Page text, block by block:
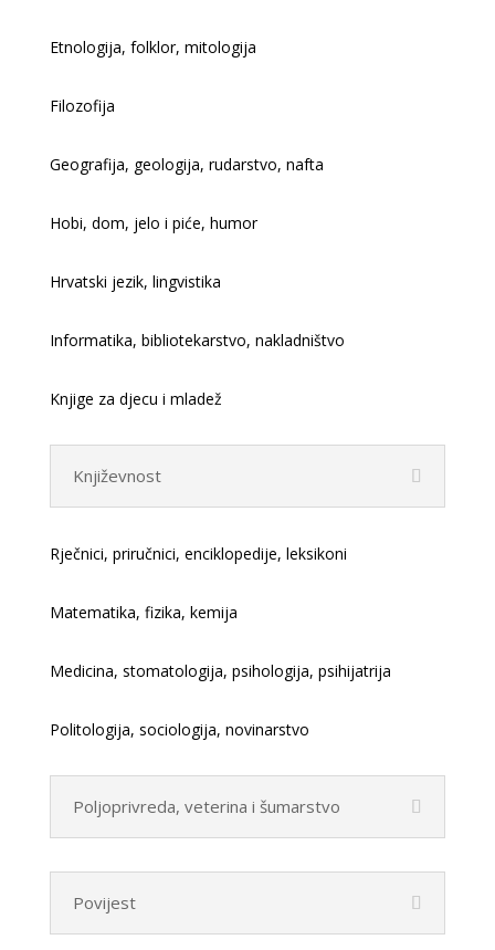
Etnologija, folklor, mitologija
Filozofija
Geografija, geologija, rudarstvo, nafta
Hobi, dom, jelo i piće, humor
Hrvatski jezik, lingvistika
Informatika, bibliotekarstvo, nakladništvo
Knjige za djecu i mladež
Književnost
Rječnici, priručnici, enciklopedije, leksikoni
Matematika, fizika, kemija
Medicina, stomatologija, psihologija, psihijatrija
Politologija, sociologija, novinarstvo
Poljoprivreda, veterina i šumarstvo
Povijest